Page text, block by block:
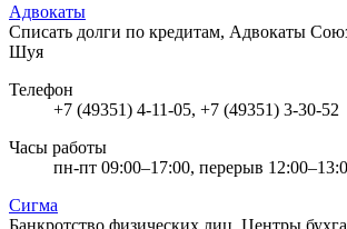
Адвокаты
Списать долги по кредитам, Адвокаты
Шуя
Телефон
+7 (49351) 4-11-05, +7 (49351) 3-30-52
Часы работы
пн-пт 09:00–17:00, перерыв
Сигма
Банкротство физических лиц, Центры